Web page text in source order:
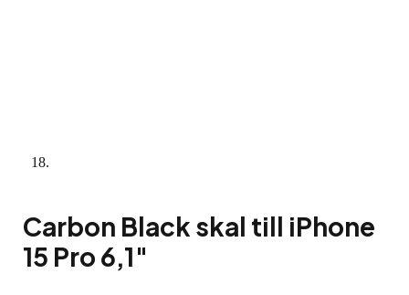
Carbon Black skal till iPhone
15 Pro 6,1″